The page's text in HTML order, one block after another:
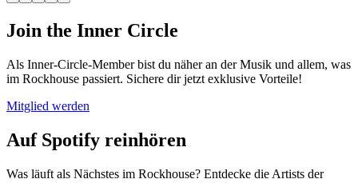
Join the Inner Circle
Als Inner-Circle-Member bist du näher an der Musik und allem, was
im Rockhouse passiert. Sichere dir jetzt exklusive Vorteile!
Mitglied werden
Auf Spotify reinhören
Was läuft als Nächstes im Rockhouse? Entdecke die Artists der